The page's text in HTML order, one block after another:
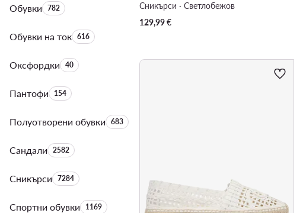
ОбувкиБрой на продуктите:
782
Обувки на токБрой на продуктите:
616
ОксфордкиБрой на продуктите:
40
ПантофиБрой на продуктите:
154
Полуотворени обувкиБрой на продуктите:
683
СандалиБрой на продуктите:
2582
СникърсиБрой на продуктите:
7284
Спортни обувкиБрой на продуктите:
1169
Сникърси · Светлобежов
129,99€